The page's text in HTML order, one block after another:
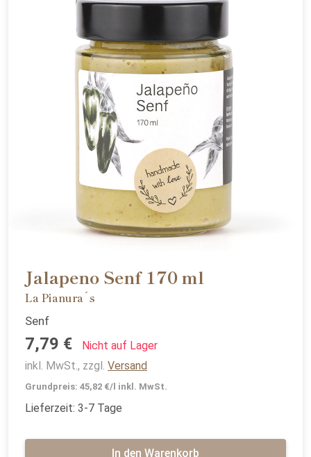
Jalapeno Senf 170 ml
La Pianura´s
Senf
7,79 €
Nicht auf Lager
inkl. MwSt., zzgl. Versand
Grundpreis: 45,82 €/l inkl. MwSt.
Lieferzeit: 3-7 Tage
In den Warenkorb